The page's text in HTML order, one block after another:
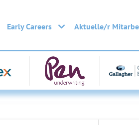
Early Careers Aktuelle/r